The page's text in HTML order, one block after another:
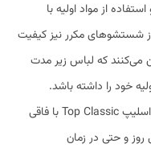
از مواد اولیه با
مکرر نیز کیفیت
می‌کنند که لباس زیر مدت
خود را داشته باشد.
5. فاق راحت و طراحی ارگونومیک: شورت‌های اسلیپ Top Classic با فاقی
و حتی در زمان